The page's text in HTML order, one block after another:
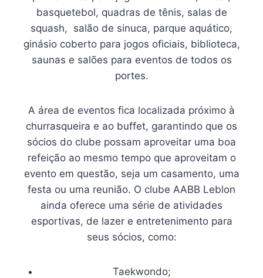
basquetebol, quadras de tênis, salas de
squash, salão de sinuca, parque aquático,
ginásio coberto para jogos oficiais, biblioteca,
saunas e salões para eventos de todos os
portes.
A área de eventos fica localizada próximo à
churrasqueira e ao buffet, garantindo que os
sócios do clube possam aproveitar uma boa
refeição ao mesmo tempo que aproveitam o
evento em questão, seja um casamento, uma
festa ou uma reunião. O clube AABB Leblon
ainda oferece uma série de atividades
esportivas, de lazer e entretenimento para
seus sócios, como:
Taekwondo;